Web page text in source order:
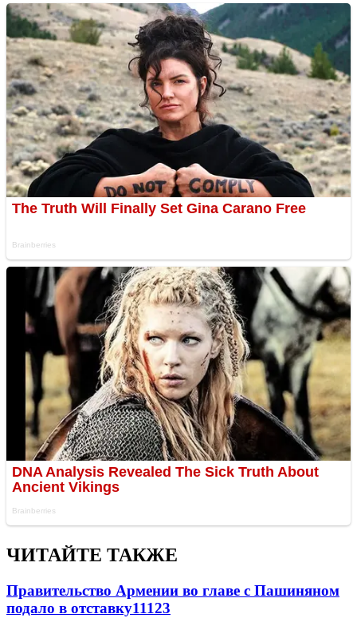
ЧИТАЙТЕ ТАКЖЕ
Правительство Армении во главе с Пашиняном
подало в отставку11123